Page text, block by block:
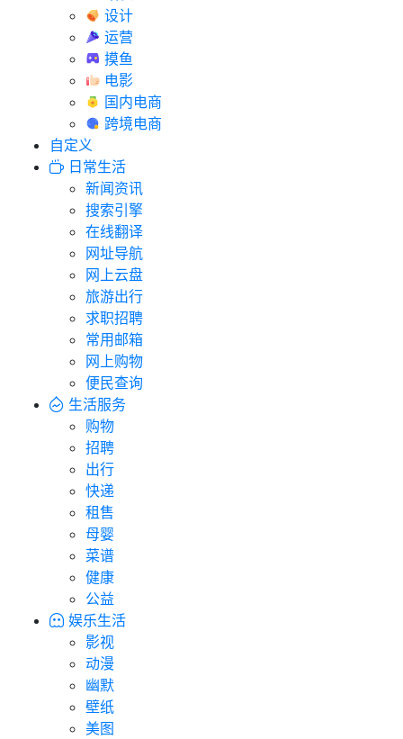
设计
运营
摸鱼
电影
国内电商
跨境电商
自定义
日常生活
新闻资讯
搜索引擎
在线翻译
网址导航
网上云盘
旅游出行
求职招聘
常用邮箱
网上购物
便民查询
生活服务
购物
招聘
出行
快递
租售
母婴
菜谱
健康
公益
娱乐生活
影视
动漫
幽默
壁纸
美图